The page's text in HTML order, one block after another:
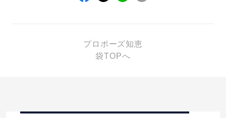
プロポーズ知恵
袋TOPへ